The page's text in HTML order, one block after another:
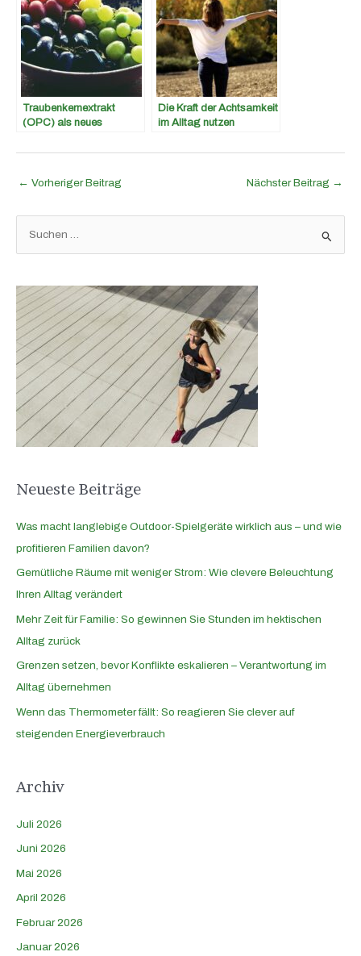
Traubenkernextrakt
(OPC) als neues
Nahrungsergänzungsmit
Die Kraft der Achtsamkeit
im Alltag nutzen
← Vorheriger Beitrag Nächster Beitrag →
h
e
n
n
a
c
h
Neueste Beiträge
Was macht langlebige Outdoor-Spielgeräte wirklich aus – und wie
profitieren Familien davon?
Gemütliche Räume mit weniger Strom: Wie clevere Beleuchtung
Ihren Alltag verändert
Mehr Zeit für Familie: So gewinnen Sie Stunden im hektischen
Alltag zurück
Grenzen setzen, bevor Konflikte eskalieren – Verantwortung im
Alltag übernehmen
Wenn das Thermometer fällt: So reagieren Sie clever auf
steigenden Energieverbrauch
Archiv
Juli 2026
Juni 2026
Mai 2026
April 2026
Februar 2026
Januar 2026